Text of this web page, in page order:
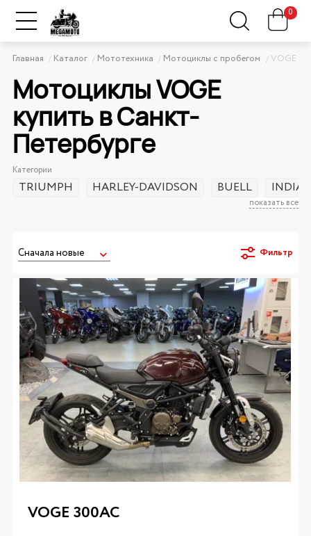
0
Главная Каталог Мототехника Мотоциклы с пробегом VOGE
Мотоциклы VOGE
купить в Санкт-
Петербурге
Категории
показать все
TRIUMPH HARLEY-DAVIDSON BUELL
Фильтр
VOGE 300AC